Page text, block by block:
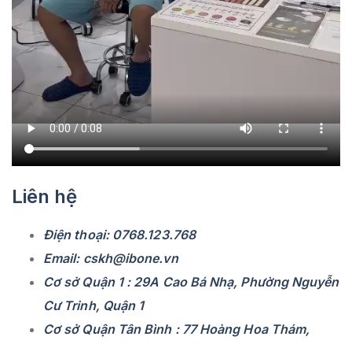
Liên hệ
Điện thoại: 0768.123.768
Email: cskh@ibone.vn
Cơ sở Quận 1 : 29A Cao Bá Nhạ, Phường Nguyễn
Cư Trinh, Quận 1
Cơ sở Quận Tân Bình : 77 Hoàng Hoa Thám,